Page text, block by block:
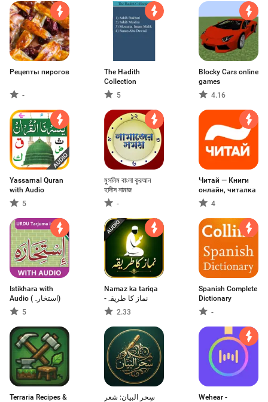
Рецепты пирогов
-
The Hadith
Collection
5
Blocky Cars online
games
4.16
Yassarnal Quran
with Audio
5
মুসলিম বাংলা কুরআন
হাদীস নামাজ
-
Читай — Книги
онлайн, читалка
4
Istikhara with
Audio (استخارہ)
5
Namaz ka tariqa
-نماز کا طریقہ
2.33
Spanish Complete
Dictionary
-
Terraria Recipes &
سِحر البيان: شعر
Wehear -